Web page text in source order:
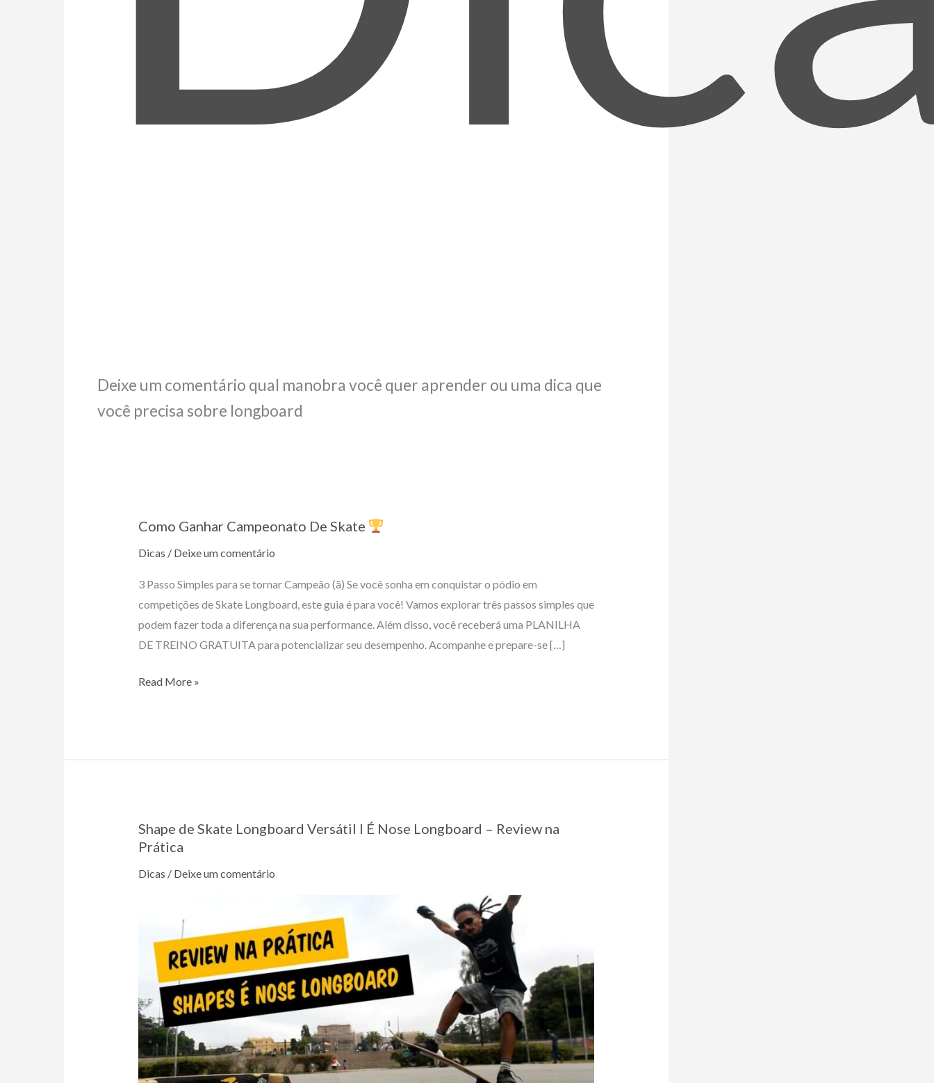
Deixe um comentário qual manobra você quer aprender ou uma dica que
você precisa sobre longboard
Como Ganhar Campeonato De Skate
Dicas / Deixe um comentário
3 Passo Simples para se tornar Campeão (ã) Se você sonha em conquistar o pódio em
competições de Skate Longboard, este guia é para você! Vamos explorar três passos simples que
podem fazer toda a diferença na sua performance. Além disso, você receberá uma PLANILHA
DE TREINO GRATUITA para potencializar seu desempenho. Acompanhe e prepare-se […]
Como
Skate
Read More »
Shape de Skate Longboard Versátil I É Nose Longboard – Review na
Prática
Dicas / Deixe um comentário